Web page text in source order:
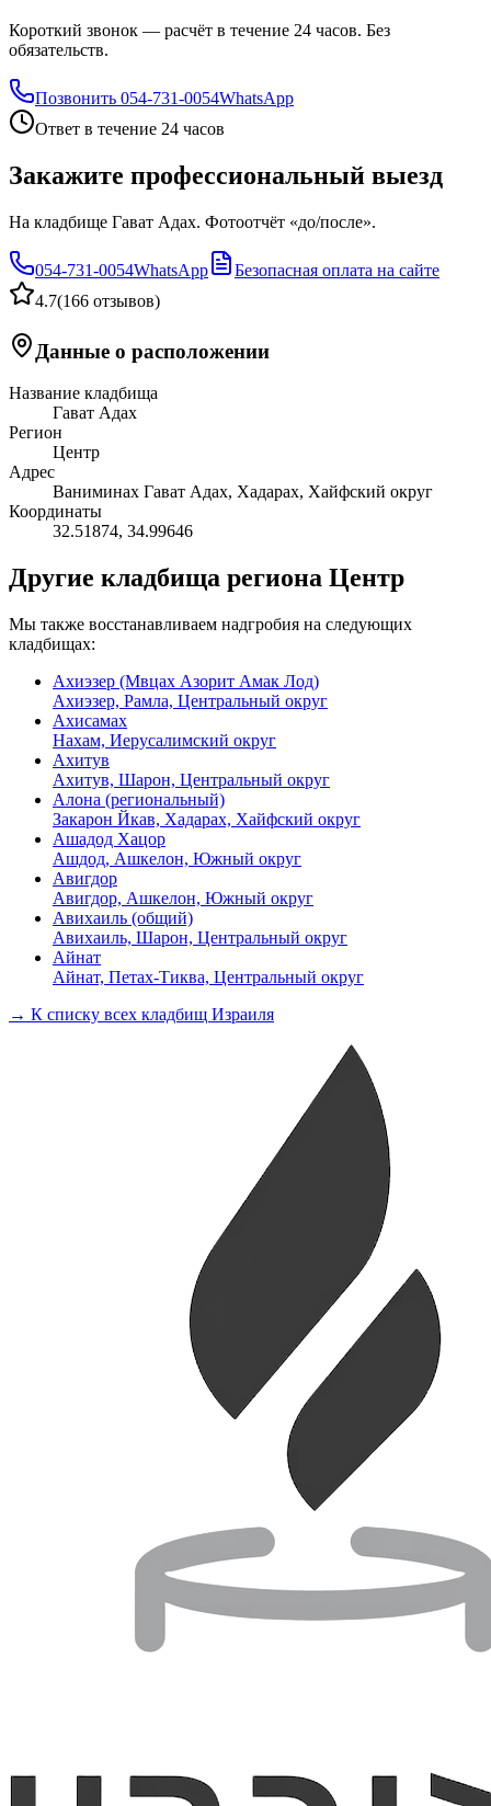
Короткий звонок — расчёт в течение 24 часов. Без
обязательств.
Позвонить 054-731-0054WhatsApp
Ответ в течение 24 часов
Закажите профессиональный выезд
На кладбище Гават Адах. Фотоотчёт «до/после».
054-731-0054WhatsApp
Безопасная оплата на сайте
4.7(166 отзывов)
Данные о расположении
Название кладбища
Гават Адах
Регион
Центр
Адрес
Ваниминах Гават Адах, Хадарах, Хайфский округ
Координаты
32.51874, 34.99646
Другие кладбища региона Центр
Мы также восстанавливаем надгробия на следующих
кладбищах:
Ахиэзер (Мвцах Азорит Амак Лод)
Ахиэзер, Рамла, Центральный округ
Ахисамах
Нахам, Иерусалимский округ
Ахитув
Ахитув, Шарон, Центральный округ
Алона (региональный)
Закарон Йкав, Хадарах, Хайфский округ
Ашадод Хацор
Ашдод, Ашкелон, Южный округ
Авигдор
Авигдор, Ашкелон, Южный округ
Авихаиль (общий)
Авихаиль, Шарон, Центральный округ
Айнат
Айнат, Петах-Тиква, Центральный округ
→ К списку всех кладбищ Израиля